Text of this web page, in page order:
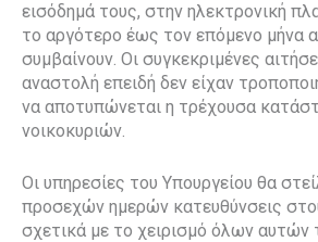
εισόδημά τους, στην ηλεκτρονική
το αργότερο έως τον επόμενο μήνα
συμβαίνουν. Οι συγκεκριμένες
αναστολή επειδή δεν είχαν
να αποτυπώνεται η τρέχουσα
νοικοκυριών.
Οι υπηρεσίες του Υπουργείου θα
προσεχών ημερών κατευθύνσεις
σχετικά με το χειρισμό όλων